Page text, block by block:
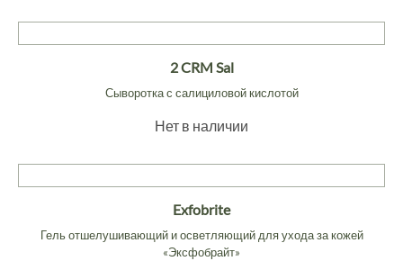
2 CRM Sal
Сыворотка с салициловой кислотой
Нет в наличии
Exfobrite
Гель отшелушивающий и осветляющий для ухода за кожей
«Эксфобрайт»